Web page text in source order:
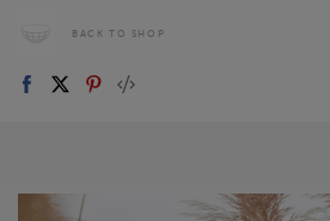
BACK TO SHOP